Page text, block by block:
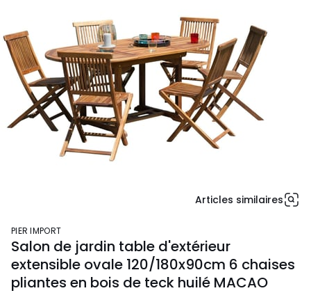
Articles similaires
PIER IMPORT
Salon de jardin table d'extérieur
extensible ovale 120/180x90cm 6 chaises
pliantes en bois de teck huilé MACAO